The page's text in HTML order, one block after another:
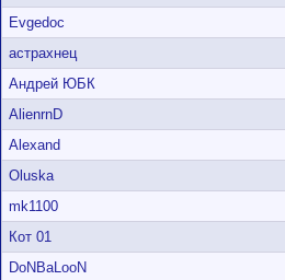
Evgedoc
астрахнец
Андрей ЮБК
AlienrnD
Alexand
Oluska
mk1100
Кот 01
DoNBaLooN